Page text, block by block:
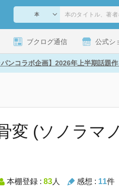
ブクログ通信 公式シ
パンコラボ企画】2026年上半期話題
変 (ソノラマ
本棚登録 : 83人 感想 : 11件